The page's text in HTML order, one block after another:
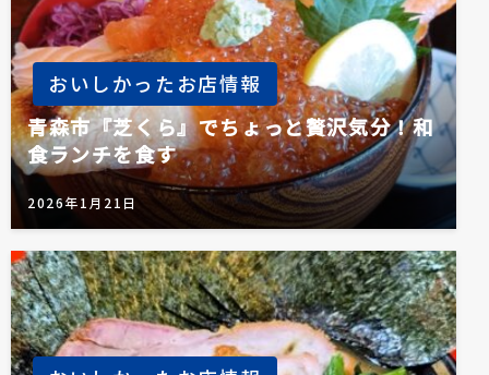
おいしかったお店情報
青森市『芝くら』でちょっと贅沢気分！和
食ランチを食す
2026年1月21日